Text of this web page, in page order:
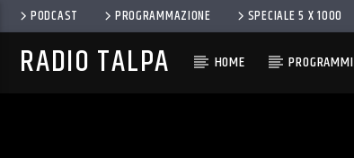
PODCAST PROGRAMMAZIONE SPECIALE 5 X 1000
RADIO TALPA HOME PROGRAMMI